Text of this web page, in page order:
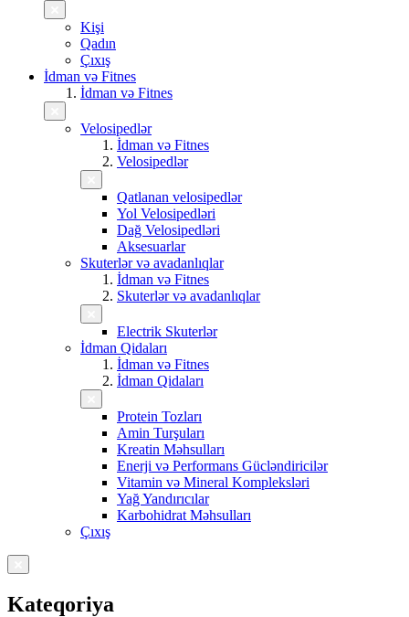
Kişi
Qadın
Çıxış
İdman və Fitnes
İdman və Fitnes
Velosipedlər
İdman və Fitnes
Velosipedlər
Qatlanan velosipedlər
Yol Velosipedləri
Dağ Velosipedləri
Aksesuarlar
Skuterlər və avadanlıqlar
İdman və Fitnes
Skuterlər və avadanlıqlar
Electrik Skuterlər
İdman Qidaları
İdman və Fitnes
İdman Qidaları
Protein Tozları
Amin Turşuları
Kreatin Məhsulları
Enerji və Performans Gücləndiricilər
Vitamin və Mineral Kompleksləri
Yağ Yandırıcılar
Karbohidrat Məhsulları
Çıxış
Kateqoriya